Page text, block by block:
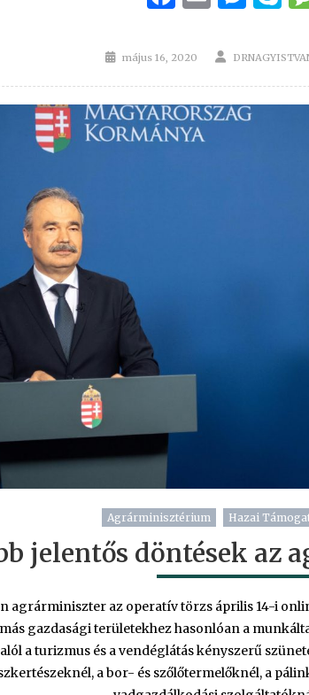
Posted
május 16, 2020 Author
Agrárminisztérium Hazai
jelentős döntések az
agrárminiszter az operatív törzs április 14-i
gazdasági területekhez hasonlóan a
a turizmus és a vendéglátás kényszerű
a bor- és szőlőtermelőknél, a